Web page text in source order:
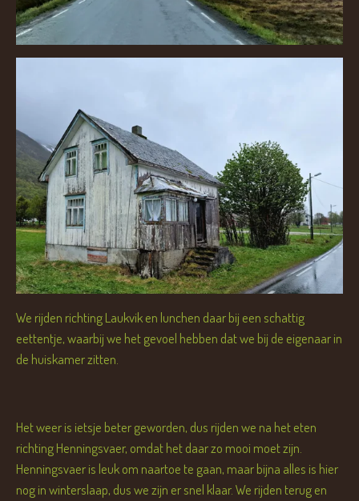
We rijden richting Laukvik en lunchen daar bij een schattig
eettentje, waarbij we het gevoel hebben dat we bij de eigenaar in
de huiskamer zitten.
Het weer is ietsje beter geworden, dus rijden we na het eten
richting Henningsvaer, omdat het daar zo mooi moet zijn.
Henningsvaer is leuk om naartoe te gaan, maar bijna alles is hier
nog in winterslaap, dus we zijn er snel klaar. We rijden terug en